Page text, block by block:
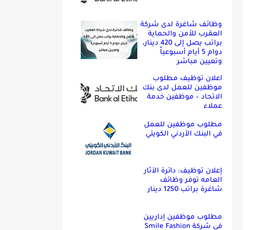
وظائف شاغرة لدى شركة
العقرب للأمن والحماية
براتب يصل إلى 420 دينار،
دوام 5 أيام أسبوعياً
وتعيين مباشر
اعلان توظيف مطلوب
موظفين للعمل لدى بنك
الاتحاد – موظفين خدمة
عملاء
مطلوب موظفين للعمل
في البنك الأردني الكويتي
إعلان توظيف: دائرة الآثار
العامه توفر وظائف
شاغرة براتب 1250 دينار
مطلوب موظفين إداريين
في شركة Smile Fashion